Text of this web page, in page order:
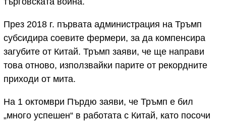
През 2018 г. първата администрация на Тръмп
субсидира соевите фермери, за да компенсира
загубите от Китай. Тръмп заяви, че ще направи
това отново, използвайки парите от рекордните
приходи от мита.
На 1 октомври Пърдю заяви, че Тръмп е бил
„много успешен“ в работата с Китай, като посочи